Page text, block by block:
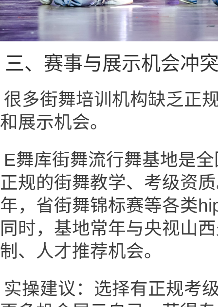
三、赛事与展示机会冲
很多街舞培训机构缺乏正
和展示机会。
E舞库街舞流行舞基地是
正规的街舞教学、考级资
年，省街舞锦标赛等各类
同时，基地常年与央视山
制、人才推荐机会。
实操建议：选择有正规考